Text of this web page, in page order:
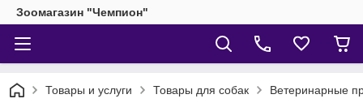
Зоомагазин "Чемпион"
Товары и услуги Товары для собак Ветеринарные